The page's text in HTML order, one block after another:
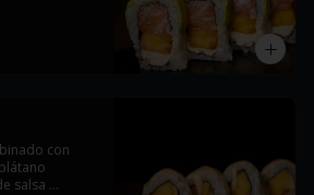
con
salsa